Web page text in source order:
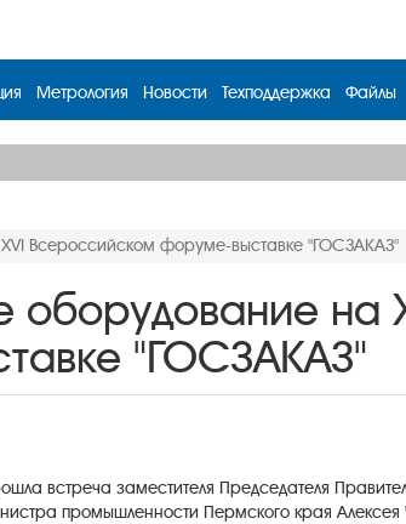
Метрология Новости Техподдержка Файлы
Всероссийском форуме-выставке "ГОСЗАКАЗ"
оборудование на
"ГОСЗАКАЗ"
встреча заместителя Председателя
промышленности Пермского края